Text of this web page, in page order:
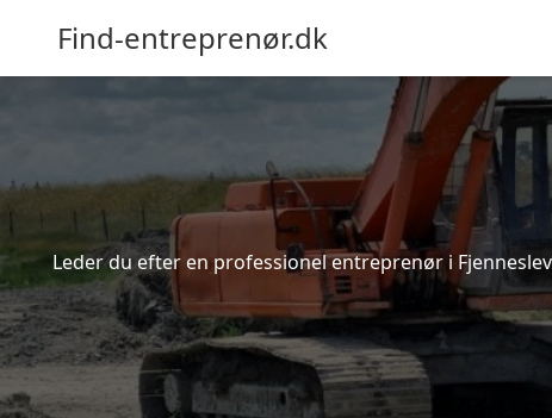
Find-entreprenør.dk
Leder du efter en professionel entreprenør i